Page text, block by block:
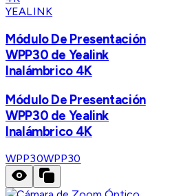
YEALINK
Módulo De Presentación
WPP30 de Yealink
Inalámbrico 4K
Módulo De Presentación
WPP30 de Yealink
Inalámbrico 4K
WPP30WPP30